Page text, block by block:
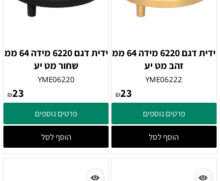
ידית דגם 6220 מידה 64 ממ
זהב מט יע
YME06222
₪23
פרטים נוספים
הוסף לסל
ידית דגם 6220 מידה 64 ממ
שחור מט יע
YME06220
₪23
פרטים נוספים
הוסף לסל